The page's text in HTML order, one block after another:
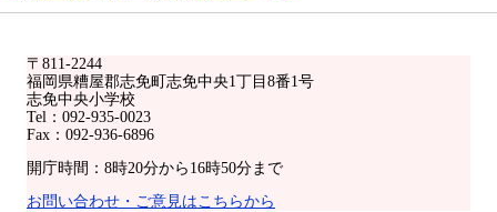
〒811-2244
福岡県糟屋郡志免町志免中央1丁目8番1号
志免中央小学校
Tel：092-935-0023
Fax：092-936-6896
開庁時間：8時20分から16時50分まで
お問い合わせ・ご意見はこちらから